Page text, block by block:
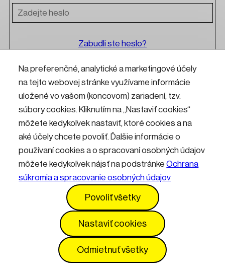
Na preferenčné, analytické a marketingové účely
na tejto webovej stránke využívame informácie
uložené vo vašom (koncovom) zariadení, tzv.
súbory cookies. Kliknutím na „Nastaviť cookies“
môžete kedykoľvek nastaviť, ktoré cookies a na
aké účely chcete povoliť. Ďalšie informácie o
používaní cookies a o spracovaní osobných údajov
môžete kedykoľvek nájsť na podstránkeOchrana
súkromia a spracovanie osobných údajov
Povoliť všetky
Nastaviť cookies
Odmietnuť všetky
Zabudli ste heslo?
Přihlásit
Kontakty Informácie pre návštevníkov
Prevádzkový poriadok
Vyhlásenie o prístupnosti Služby
Nastavenia cookies